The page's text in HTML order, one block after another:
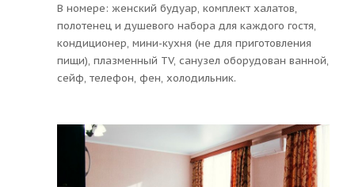
В номере: женский будуар, комплект халатов,
полотенец и душевого набора для каждого гостя,
кондиционер, мини-кухня (не для приготовления
пищи), плазменный TV, санузел оборудован ванной,
сейф, телефон, фен, холодильник.